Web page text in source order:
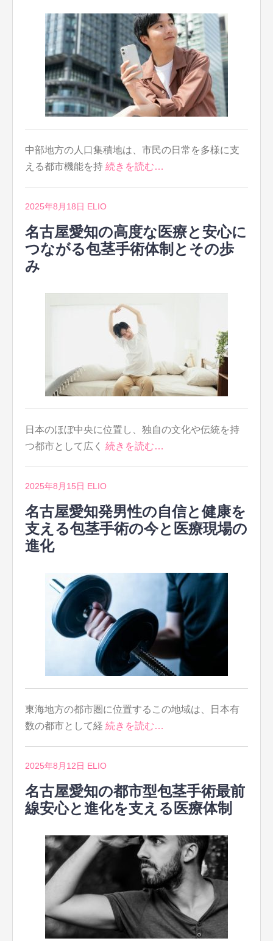
中部地方の人口集積地は、市民の日常を多様に支
える都市機能を持 続きを読む…
2025年8月18日 ELIO
名古屋愛知の高度な医療と安心に
つながる包茎手術体制とその歩
み
日本のほぼ中央に位置し、独自の文化や伝統を持
つ都市として広く 続きを読む…
2025年8月15日 ELIO
名古屋愛知発男性の自信と健康を
支える包茎手術の今と医療現場の
進化
東海地方の都市圏に位置するこの地域は、日本有
数の都市として経 続きを読む…
2025年8月12日 ELIO
名古屋愛知の都市型包茎手術最前
線安心と進化を支える医療体制